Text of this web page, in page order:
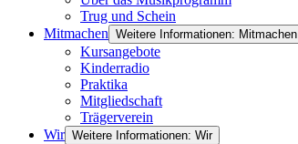
Trug und Schein
Mitmachen Weitere Informationen: Mitmachen
Kursangebote
Kinderradio
Praktika
Mitgliedschaft
Trägerverein
Wir Weitere Informationen: Wir